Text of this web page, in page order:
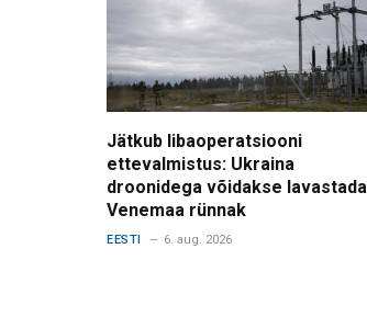
Jätkub libaoperatsiooni
ettevalmistus: Ukraina
droonidega võidakse lavastada
Venemaa rünnak
EESTI 6. aug. 2026